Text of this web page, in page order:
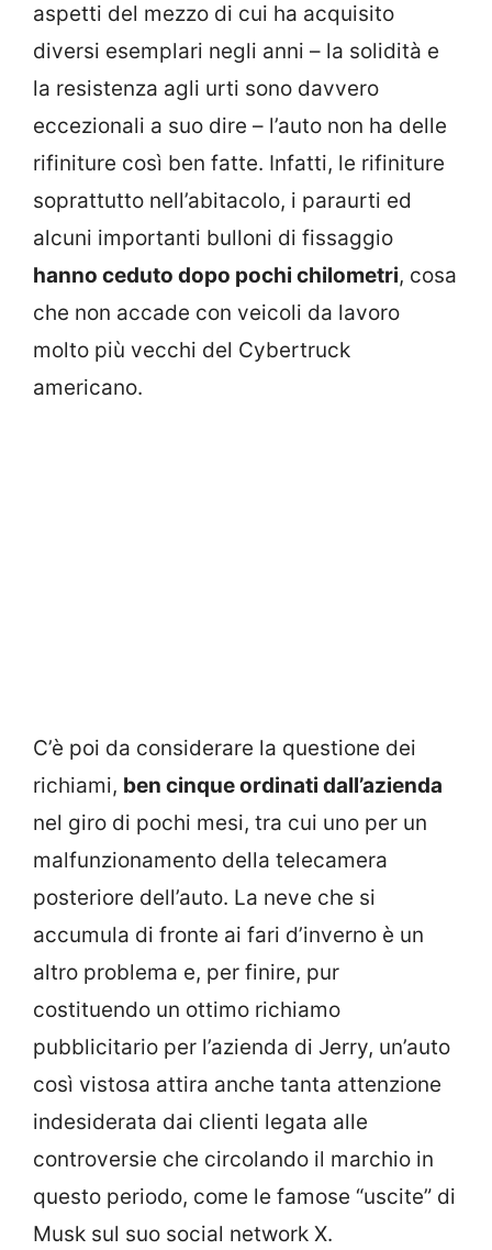
aspetti del mezzo di cui ha acquisito
diversi esemplari negli anni – la solidità e
la resistenza agli urti sono davvero
eccezionali a suo dire – l’auto non ha delle
rifiniture così ben fatte. Infatti, le rifiniture
soprattutto nell’abitacolo, i paraurti ed
alcuni importanti bulloni di fissaggio
hanno ceduto dopo pochi chilometri, cosa
che non accade con veicoli da lavoro
molto più vecchi del Cybertruck
americano.
C’è poi da considerare la questione dei
richiami, ben cinque ordinati dall’azienda
nel giro di pochi mesi, tra cui uno per un
malfunzionamento della telecamera
posteriore dell’auto. La neve che si
accumula di fronte ai fari d’inverno è un
altro problema e, per finire, pur
costituendo un ottimo richiamo
pubblicitario per l’azienda di Jerry, un’auto
così vistosa attira anche tanta attenzione
indesiderata dai clienti legata alle
controversie che circolando il marchio in
questo periodo, come le famose “uscite” di
Musk sul suo social network X.